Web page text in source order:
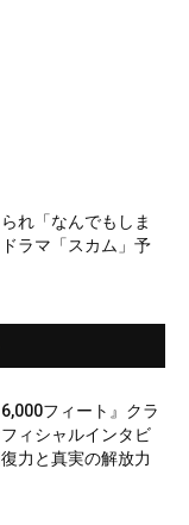
れ「なんでもしま
ラマ「スカム」予
フィート』クラ
ィシャルインタビ
力と真実の解放力